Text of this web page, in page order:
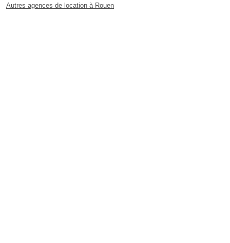
Autres agences de location à Rouen